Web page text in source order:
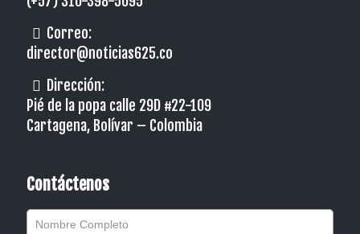
Correo:
director@noticias625.co
Dirección:
Pié de la popa calle 29D #22-109
Cartagena, Bolívar – Colombia
Contáctenos